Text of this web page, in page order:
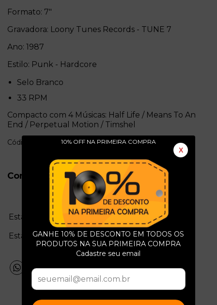
10% OFF NA PRIMEIRA COMPRA
X
GANHE 10% DE DESCONTO EM TODOS OS
PRODUTOS NA SUA PRIMEIRA COMPRA
Cadastre seu email
Formato: 7"
Gravadora: Loony Tunes Records - TUNE 7
Ano: 1987
Estilo: Punk - Hardcore
Selo Branco
33 RPM
Compacto com 4 Músicas: Half Life / Means To An
End / Perpetual Motion / Timshel
Código: e582
Conservação do Produto
Estado da mídia:
Estado da capa: